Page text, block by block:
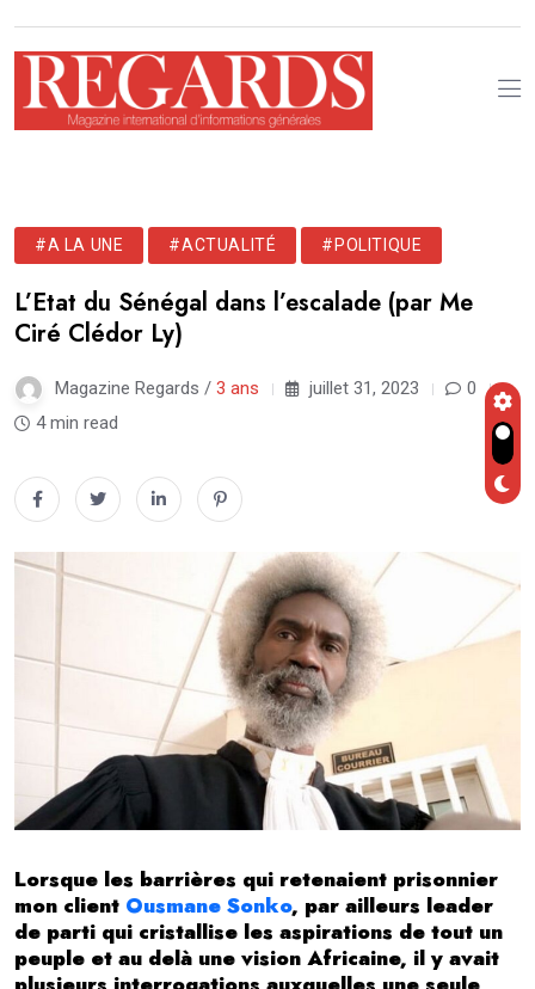
#A LA UNE #ACTUALITÉ #POLITIQUE
L’Etat du Sénégal dans l’escalade (par Me
Ciré Clédor Ly)
Magazine Regards / 3 ans juillet 31, 2023
0
4 min read
Lorsque les barrières qui retenaient prisonnier
mon client Ousmane Sonko, par ailleurs leader
de parti qui cristallise les aspirations de tout un
peuple et au delà une vision Africaine, il y avait